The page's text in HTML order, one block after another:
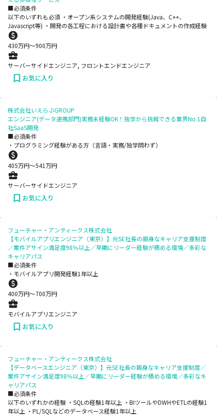
■必須条件
以下のいずれも必須 ・オープン系システムの開発経験(Java、C++、
Javascript等) ・開発の各工程における設計書や各種ドキュメントの作成経験
430万円〜900万円
サーバーサイドエンジニア, フロントエンドエンジニア
お気に入り
株式会社いえらぶGROUP
エンジニア(データ連携部門)実務未経験OK！独学から挑戦できる業界No.1自
社SaaS開発
■必須条件
・プログラミング経験がある方（言語・実務/独学問わず）
405万円〜541万円
サーバーサイドエンジニア
お気に入り
フューチャー・アンティークス株式会社
【モバイルアプリエンジニア（東京）】元SE社長の親身なキャリア支援制度
／案件アサイン満足度98％以上／早期にリーダー経験が積める環境／多彩な
キャリアパス
■必須条件
・モバイルアプリ開発経験1年以上
400万円〜700万円
モバイルアプリエンジニア
お気に入り
フューチャー・アンティークス株式会社
【データベースエンジニア（東京）】元SE社長の親身なキャリア支援制度／
案件アサイン満足度98％以上／早期にリーダー経験が積める環境／多彩なキ
ャリアパス
■必須条件
以下のいずれかの経験 ・SQLの経験1年以上 ・BIツールやDWHやETLの経験1
年以上 ・PL/SQLなどのデータベース経験1年以上